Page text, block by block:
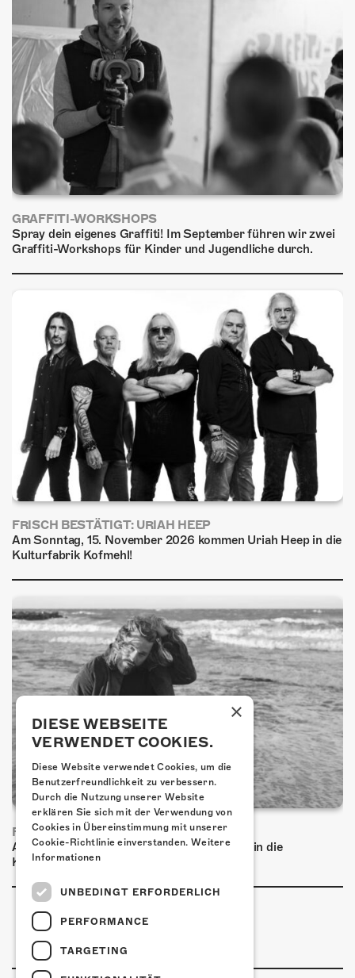
GRAFFITI-WORKSHOPS
Spray dein eigenes Graffiti! Im September führen wir zwei
Graffiti-Workshops für Kinder und Jugendliche durch.
FRISCH BESTÄTIGT: URIAH HEEP
Am Sonntag, 15. November 2026 kommen Uriah Heep in die
Kulturfabrik Kofmehl!
FRISCH BESTÄTIGT: BASCHI
Am Freitag, 29. Januar 2027 kommt Baschi in die
Kulturfabrik Kofmehl!
×
DIESE WEBSEITE
VERWENDET COOKIES.
Diese Website verwendet Cookies, um die
Benutzerfreundlichkeit zu verbessern.
Durch die Nutzung unserer Website
erklären Sie sich mit der Verwendung von
Cookies in Übereinstimmung mit unserer
Cookie-Richtlinie einverstanden. Weitere
Informationen
UNBEDINGT ERFORDERLICH
PERFORMANCE
TARGETING